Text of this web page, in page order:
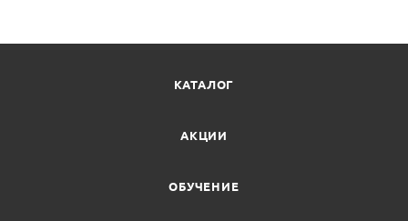
КАТАЛОГ
АКЦИИ
ОБУЧЕНИЕ